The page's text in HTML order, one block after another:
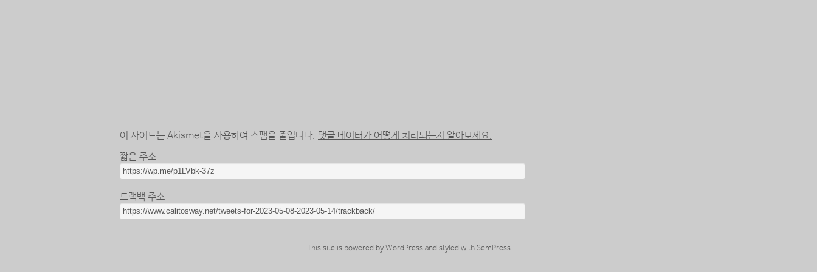
이 사이트는 Akismet을 사용하여 스팸을 줄입니다. 댓글 데이터가 어떻게 처리되는지 알아보세요.
짧은 주소
트랙백 주소
This site is powered by WordPress and styled with SemPress